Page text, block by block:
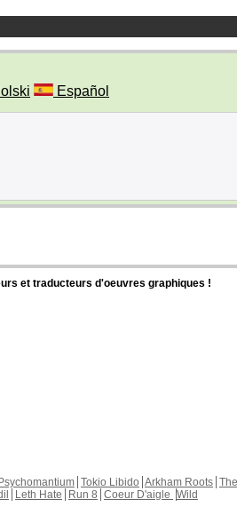
Español
et traducteurs d'oeuvres graphiques !
Psychomantium Tokio Libido Arkham Roots
Leth Hate Run 8 Coeur D'aigle Wild